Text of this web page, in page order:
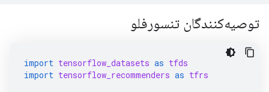
توصیه‌کنندگان تنسورفلو
import tensorflow_datasets as tfds
import tensorflow_recommenders as tfrs